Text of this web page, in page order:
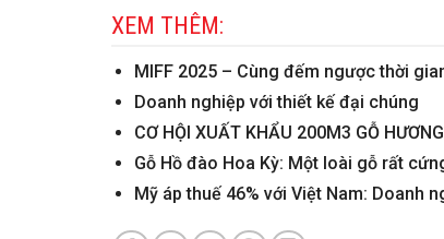
XEM THÊM:
MIFF 2025 – Cùng đếm ngược thời
Doanh nghiệp với thiết kế đại chúng
CƠ HỘI XUẤT KHẨU 200M3 GỖ
Gỗ Hồ đào Hoa Kỳ: Một loài gỗ rất
Mỹ áp thuế 46% với Việt Nam: Doanh